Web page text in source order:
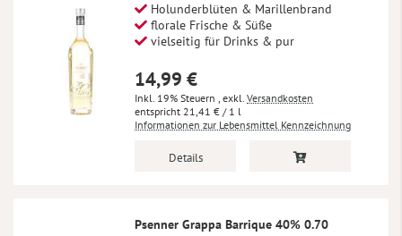
Holunderblüten & Marillenbrand
florale Frische & Süße
vielseitig für Drinks & pur
14,99 €
Inkl. 19% Steuern , exkl. Versandkosten
21,41 € / 1 l
Informationen zur Lebensmittel Kennzeichnung
Details
Psenner Grappa Barrique 40% 0.70